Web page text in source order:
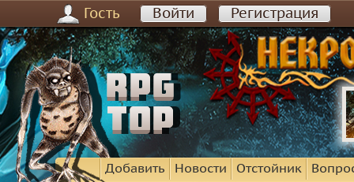
Гость Войти Регистрация
Добавить Новости Отстойник